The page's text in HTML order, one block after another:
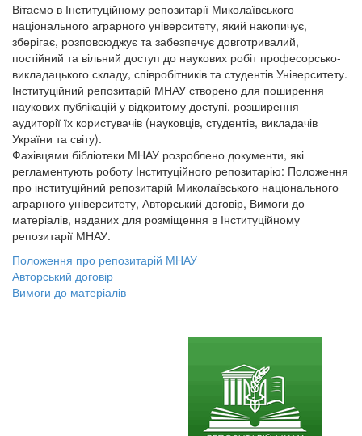
Вітаємо в Інституційному репозитарії Миколаївського
національного аграрного університету, який накопичує,
зберігає, розповсюджує та забезпечує довготривалий,
постійний та вільний доступ до наукових робіт професорсько-
викладацького складу, співробітників та студентів Університету.
Інституційний репозитарій МНАУ створено для поширення
наукових публікацій у відкритому доступі, розширення
аудиторії їх користувачів (науковців, студентів, викладачів
України та світу).
Фахівцями бібліотеки МНАУ розроблено документи, які
регламентують роботу Інституційного репозитарію: Положення
про інституційний репозитарій Миколаївського національного
аграрного університету, Авторський договір, Вимоги до
матеріалів, наданих для розміщення в Інституційному
репозитарії МНАУ.
Положення про репозитарій МНАУ
Авторський договір
Вимоги до матеріалів